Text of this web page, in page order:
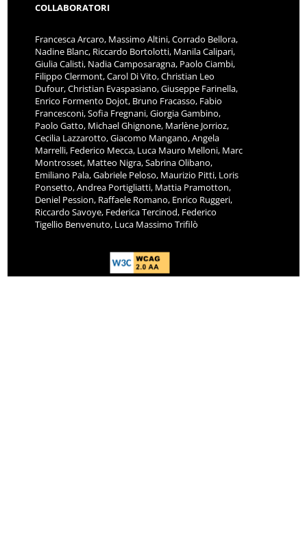
COLLABORATORI
Francesca Arcaro, Massimo Altini, Corrado Bellora,
Nadine Blanc, Riccardo Bortolotti, Manila Calipari,
Giulia Calisti, Nadia Camposaragna, Paolo Ciambi,
Filippo Clermont, Carol Di Vito, Christian Leo
Dufour, Christian Evaspasiano, Giuseppe Farinella,
Enrico Formento Dojot, Bruno Fracasso, Fabio
Francesconi, Sofia Fregnani, Giorgia Gambino,
Paolo Gatto, Michael Ghignone, Marlène Jorrioz,
Cecilia Lazzarotto, Giacomo Mangano, Angela
Marrelli, Federico Mecca, Luca Mauro Melloni, Marc
Montrosset, Matteo Nigra, Sabrina Olibano,
Emiliano Pala, Gabriele Peloso, Maurizio Pitti, Loris
Ponsetto, Andrea Portigliatti, Mattia Pramotton,
Deniel Pession, Raffaele Romano, Enrico Ruggeri,
Riccardo Savoye, Federica Tercinod, Federico
Tigellio Benvenuto, Luca Massimo Trifilò